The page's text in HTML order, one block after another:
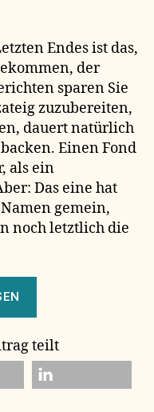
Endes ist das,
der
sparen Sie
zuzubereiten,
dauert natürlich
Einen Fond
als ein
Das eine hat
gemein,
noch letztlich die
teilt